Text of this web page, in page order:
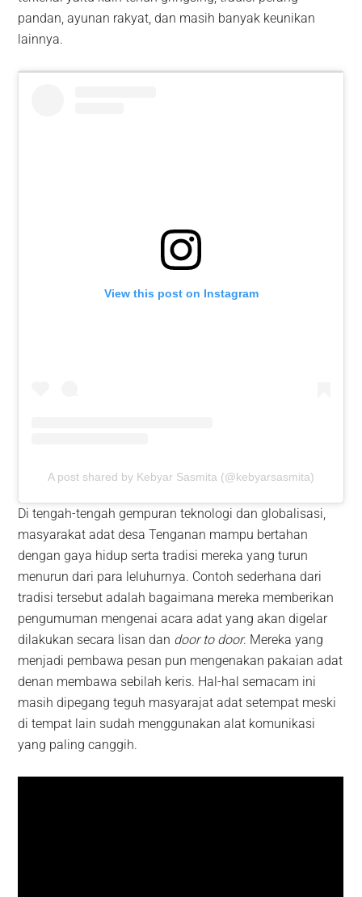
pandan, ayunan rakyat, dan masih banyak keunikan
lainnya.
View this post on Instagram
A post shared by Kebyar Sasmita (@kebyarsasmita)
Di tengah-tengah gempuran teknologi dan globalisasi,
masyarakat adat desa Tenganan mampu bertahan
dengan gaya hidup serta tradisi mereka yang turun
menurun dari para leluhurnya. Contoh sederhana dari
tradisi tersebut adalah bagaimana mereka memberikan
pengumuman mengenai acara adat yang akan digelar
dilakukan secara lisan dan door to door. Mereka yang
menjadi pembawa pesan pun mengenakan pakaian adat
denan membawa sebilah keris. Hal-hal semacam ini
masih dipegang teguh masyarajat adat setempat meski
di tempat lain sudah menggunakan alat komunikasi
yang paling canggih.